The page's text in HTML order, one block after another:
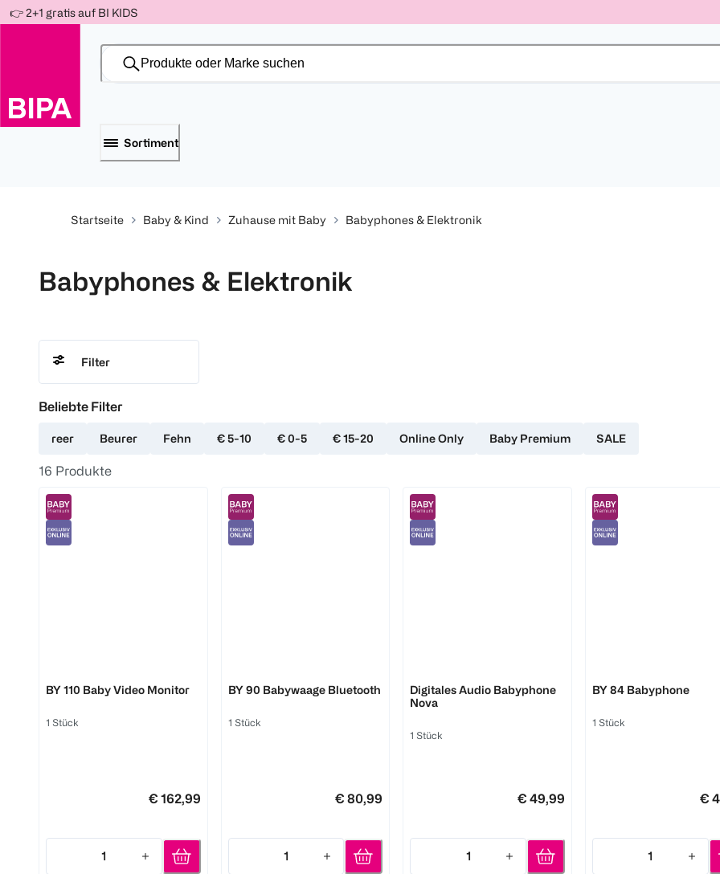
-10%
Für
150 Ös
-15%
Für
300 Ös
-20%
Für
500 Ös
Weiter
zum
👉 2+1 gratis auf BI KIDS
Sortiment
Startseite Baby & Kind Zuhause mit Baby Babyphones & Elektronik
Babyphones & Elektronik
Filter
Beliebte Filter
reer Beurer Fehn € 5-10 € 0-5 € 15-20 Online Only Baby Premium SALE
16 Produkte
BY 110 Baby Video Monitor
1 Stück
€ 162,99
1
Quantity: 1
BY 90 Babywaage Bluetooth
1 Stück
€ 80,99
1
Quantity: 1
Digitales Audio Babyphone
Nova
1 Stück
€ 49,99
1
Quantity: 1
BY 84 Babyphone
1 Stück
€
1
Quantity: 1